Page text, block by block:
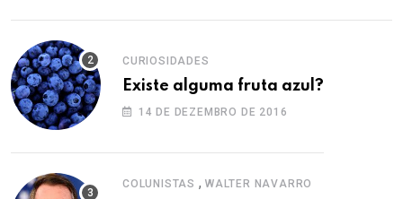
CURIOSIDADES
Existe alguma fruta azul?
14 DE DEZEMBRO DE 2016
COLUNISTAS , WALTER NAVARRO